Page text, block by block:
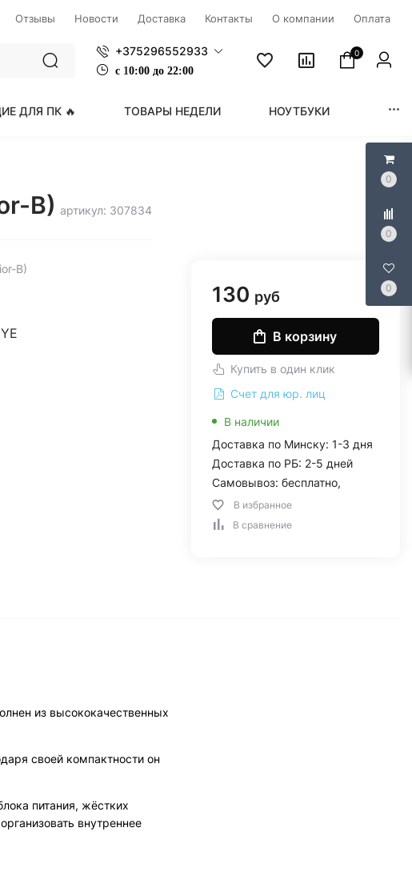
0
0
0
Отзывы Новости Доставка Контакты О компании Оплата
+375296552933
с 1 0:00 до 22:00
0
ДЛЯ ПК 🔥 ТОВАРЫ НЕДЕЛИ НОУТБУКИ
B) артикул: 307834
B)
130 руб
В корзину
Купить в один клик
Счет для юр. лиц
В наличии
Доставка по Минску: 1-3 дня
Доставка по РБ: 2-5 дней
Самовывоз: бесплатно,
В избранное
В сравнение
из высококачественных
своей компактности он
питания, жёстких
внутреннее